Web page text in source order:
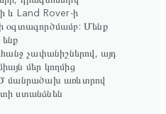
և Land Rover-ի
օգտագործմամբ: Մենք
չափանիշներով, այդ
մեր կողմից
առևտրով
ստանձնեն